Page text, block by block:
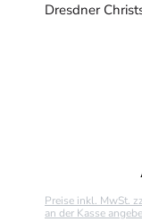
Dresdner
Preise inkl. MwSt.
an der Kasse